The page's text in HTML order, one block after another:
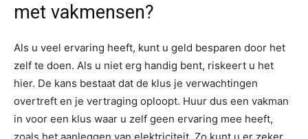
met vakmensen?
Als u veel ervaring heeft, kunt u geld besparen door het
zelf te doen. Als u niet erg handig bent, riskeert u het
hier. De kans bestaat dat de klus je verwachtingen
overtreft en je vertraging oploopt. Huur dus een vakman
in voor een klus waar u zelf geen ervaring mee heeft,